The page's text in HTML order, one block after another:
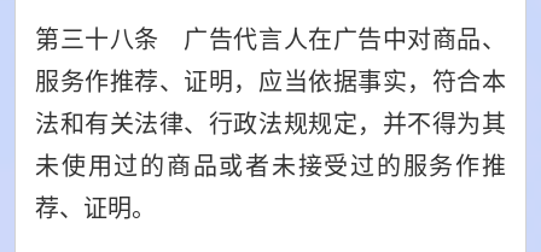
第三十八条 广告代言人在广告中对商品、
服务作推荐、证明，应当依据事实，符合本
法和有关法律、行政法规规定，并不得为其
未使用过的商品或者未接受过的服务作推
荐、证明。